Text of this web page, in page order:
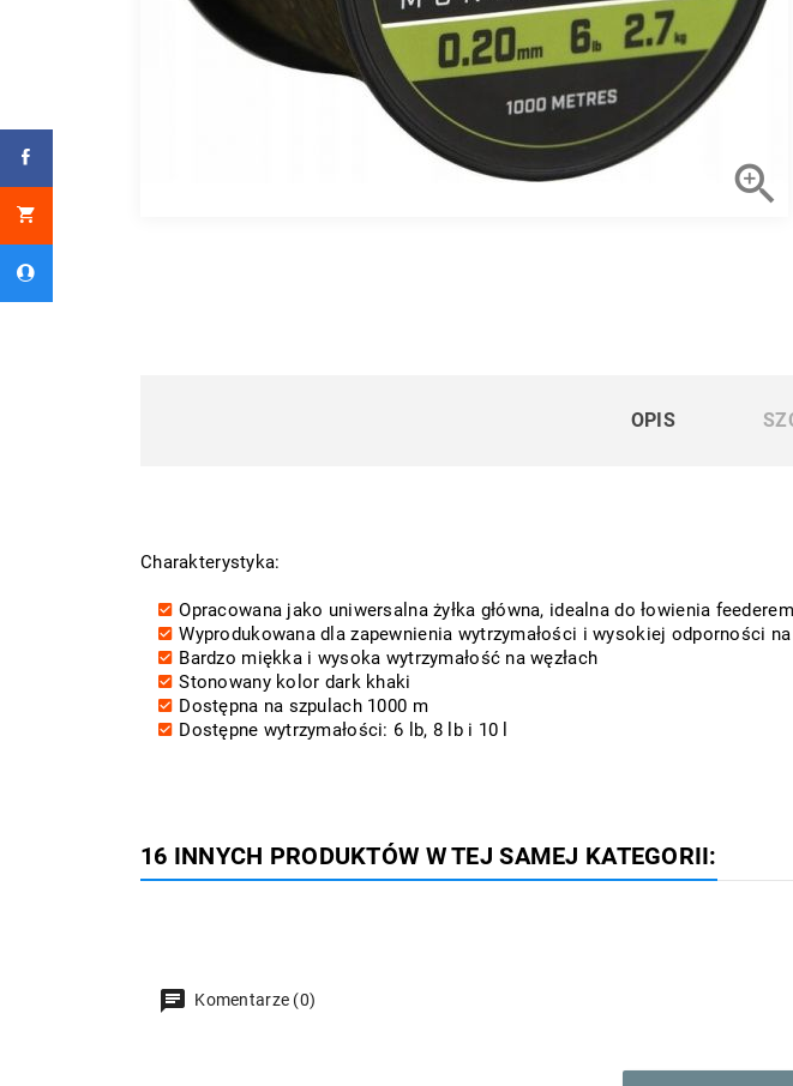

OPIS
Charakterystyka:
Opracowana jako uniwersalna żyłka główna, idealna do łowienia feederem
Wyprodukowana dla zapewnienia wytrzymałości i wysokiej odporności
Bardzo miękka i wysoka wytrzymałość na węzłach
Stonowany kolor dark khaki
Dostępna na szpulach 1000 m
Dostępne wytrzymałości: 6 lb, 8 lb i 10 l
16 INNYCH PRODUKTÓW W TEJ SAMEJ KATEGORII:
Komentarze (0)